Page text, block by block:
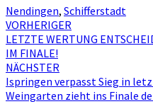
Nendingen, Schifferstadt
Beitragsnavigation
VORHERIGER
LETZTE WERTUNG
IM FINALE!
NÄCHSTER
Ispringen verpasst Sieg in
Weingarten zieht ins Finale